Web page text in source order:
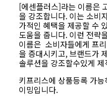
[에센플러스]라는 이름은
을 강조합니다. 이는 소비
가적인 혜택을 제공할 수
도움을 줍니다. 이런 전략
이름은 소비자들에게 프
을 증대시키고, 브랜드가
솔루션을 강조할수있게
키프리스에 상품등록 가
이밍입니다.